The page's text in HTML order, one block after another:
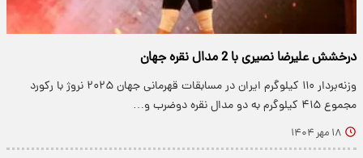
درخشش علیرضا نصیری با 2 مدال نقره جهان
وزنه‌بردار ۱۱۰ کیلوگرم ایران در مسابقات قهرمانی جهان ۲۰۲۵ نروژ با رکورد
مجموع ۴۱۵ کیلوگرم به دو مدال نقره دوضرب و…
۱۸ مهر ۱۴۰۴